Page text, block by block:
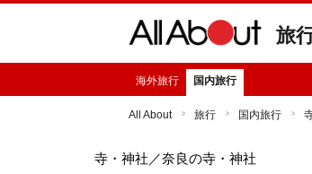
旅
海外旅行 国内旅行
All About 旅行 国内旅行
寺・神社 ／奈良の寺・神社